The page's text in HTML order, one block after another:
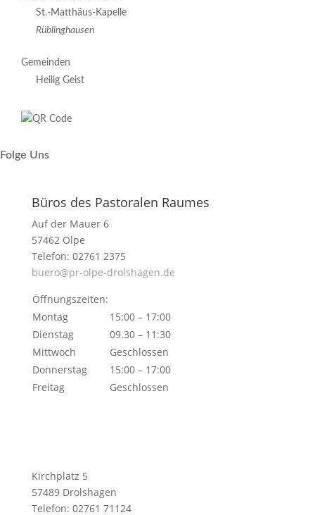
St.-Matthäus-Kapelle
Rüblinghausen
Gemeinden
Heilig Geist
Folge Uns
Büros des Pastoralen Raumes
Auf der Mauer 6
57462 Olpe
Telefon: 02761 2375
buero@pr-olpe-drolshagen.de
Öffnungszeiten:
Montag
15:00 – 17:00
Dienstag
09.30 – 11:30
Mittwoch
Geschlossen
Donnerstag
15:00 – 17:00
Freitag
Geschlossen
Kirchplatz 5
57489 Drolshagen
Telefon: 02761 71124